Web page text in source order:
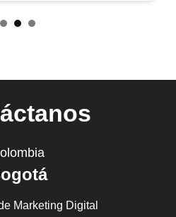
Marketing Digital